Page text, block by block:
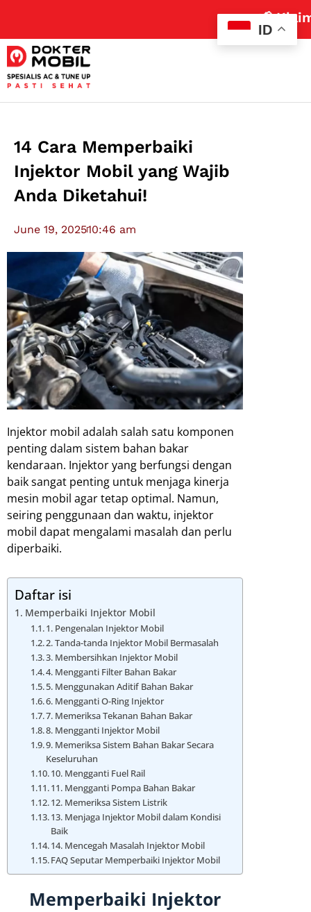
📢 Klaim
14 Cara Memperbaiki
Injektor Mobil yang Wajib
Anda Diketahui!
June 19, 202510:46 am
Injektor mobil adalah salah satu komponen
penting dalam sistem bahan bakar
kendaraan. Injektor yang berfungsi dengan
baik sangat penting untuk menjaga kinerja
mesin mobil agar tetap optimal. Namun,
seiring penggunaan dan waktu, injektor
mobil dapat mengalami masalah dan perlu
diperbaiki.
Daftar isi
Memperbaiki Injektor Mobil
1. Pengenalan Injektor Mobil
2. Tanda-tanda Injektor Mobil Bermasalah
3. Membersihkan Injektor Mobil
4. Mengganti Filter Bahan Bakar
5. Menggunakan Aditif Bahan Bakar
6. Mengganti O-Ring Injektor
7. Memeriksa Tekanan Bahan Bakar
8. Mengganti Injektor Mobil
9. Memeriksa Sistem Bahan Bakar Secara
Keseluruhan
10. Mengganti Fuel Rail
11. Mengganti Pompa Bahan Bakar
12. Memeriksa Sistem Listrik
13. Menjaga Injektor Mobil dalam Kondisi
Baik
14. Mencegah Masalah Injektor Mobil
FAQ Seputar Memperbaiki Injektor Mobil
Memperbaiki Injektor
ID